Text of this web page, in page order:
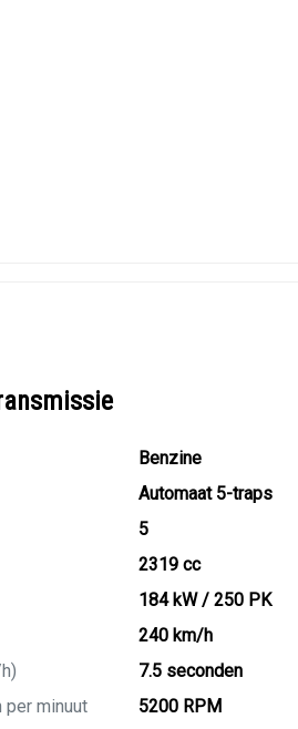
Benzine
Automaat 5-traps
5
2319 cc
184 kW / 250 PK
240 km/h
7.5 seconden
per minuut
5200 RPM